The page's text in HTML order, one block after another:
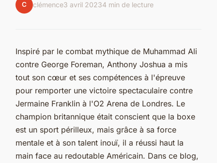
C clémence3 avril 20234 min de lecture
Inspiré par le combat mythique de Muhammad Ali
contre George Foreman, Anthony Joshua a mis
tout son cœur et ses compétences à l'épreuve
pour remporter une victoire spectaculaire contre
Jermaine Franklin à l'O2 Arena de Londres. Le
champion britannique était conscient que la boxe
est un sport périlleux, mais grâce à sa force
mentale et à son talent inouï, il a réussi haut la
main face au redoutable Américain. Dans ce blog,